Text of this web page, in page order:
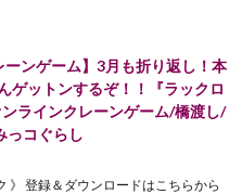
ーンゲーム】3月も折り返し！本
ゲットンするぞ！！『ラックロ
ラインクレーンゲーム/橋渡し/
っコぐらし
》 登録＆ダウンロードはこちらから